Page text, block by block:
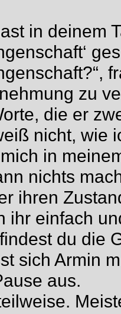
in deinem
zu
die er
nicht, wie
in
nichts
ihren
ihr einfach
du die
sich Armin
aus.